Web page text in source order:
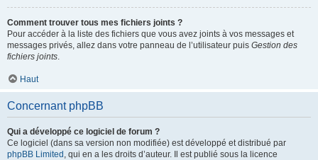
Comment trouver tous mes fichiers joints ?
Pour accéder à la liste des fichiers que vous avez joints à vos messages et
messages privés, allez dans votre panneau de l’utilisateur puis Gestion des
fichiers joints.
Haut
Concernant phpBB
Qui a développé ce logiciel de forum ?
Ce logiciel (dans sa version non modifiée) est développé et distribué par
phpBB Limited , qui en a les droits d’auteur. Il est publié sous la licence